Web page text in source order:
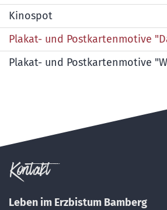
Kinospot
Plakat- und Postkartenmotive
Plakat- und Postkartenmotive
Kontakt
Leben im Erzbistum Bamberg